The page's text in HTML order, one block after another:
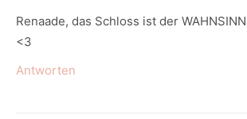
Renaade, das Schloss ist der
<3
Antworten